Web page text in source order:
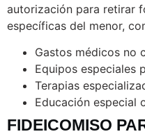
autorización para retirar
específicas del menor,
Gastos médicos no
Equipos especiales
Terapias
Educación especial
FIDEICOMISO